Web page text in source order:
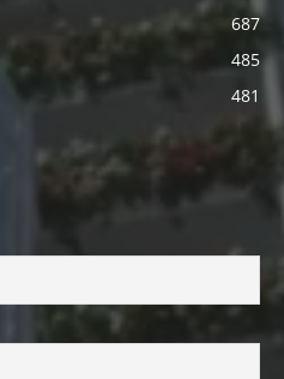
687
485
481